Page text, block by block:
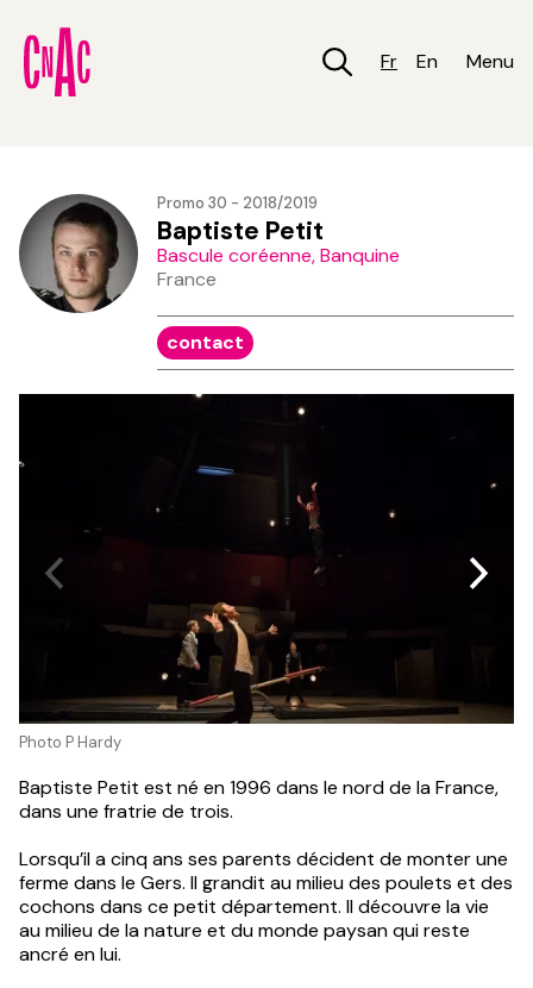
contenu
principal
Fr En Menu
Promo 30 - 2018/2019
Baptiste Petit
Bascule coréenne, Banquine
France
contact
Photo P Hardy
Baptiste Petit est né en 1996 dans le nord de la France,
dans une fratrie de trois.
Lorsqu’il a cinq ans ses parents décident de monter une
ferme dans le Gers. Il grandit au milieu des poulets et des
cochons dans ce petit département. Il découvre la vie
au milieu de la nature et du monde paysan qui reste
ancré en lui.